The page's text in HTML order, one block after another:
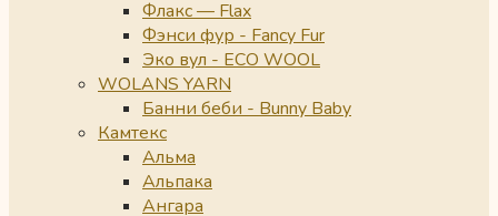
Флакс — Flax
Фэнси фур - Fancy Fur
Эко вул - ECO WOOL
WOLANS YARN
Банни беби - Bunny Baby
Камтекс
Альма
Альпака
Ангара